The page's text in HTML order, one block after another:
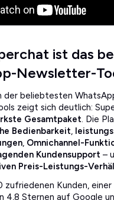
ist das
Newsletter-
der beliebtesten
zeigt sich deutlich:
Gesamtpaket. Die
Bedienbarkeit,
, Omnichannel-
Kundensupport –
Preis-Leistungs-
zufriedenen Kunden,
4,8 Sternen auf Google